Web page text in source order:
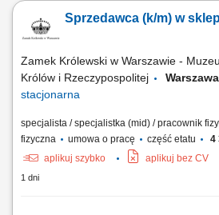
fiskalnej; dbałość o ekspozycje
bieżące uzupełnianie asortymentu
Sprzedawca (k/m) w
Zamek Królewski w Warszawie -
Królów i Rzeczypospolitej
stacjonarna
specjalista / specjalistka (mid) / pracownik
fizyczna
umowa o pracę część etatu 4
aplikuj szybko
aplikuj bez CV
1 dni